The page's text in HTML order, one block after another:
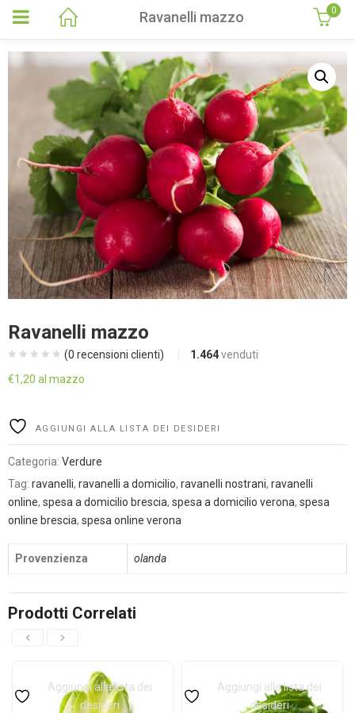
Ravanelli mazzo 0
Ravanelli mazzo
(0 recensioni clienti) 1.464 venduti
€1,20 al mazzo
Alternative:
AGGIUNGI ALLA LISTA DEI DESIDERI
Categoria: Verdure
Tag: ravanelli, ravanelli a domicilio, ravanelli nostrani, ravanelli
online, spesa a domicilio brescia, spesa a domicilio verona, spesa
online brescia, spesa online verona
Provenzienza olanda
Prodotti Correlati
Aggiungi alla lista dei
desideri
Aggiungi alla lista dei
desideri